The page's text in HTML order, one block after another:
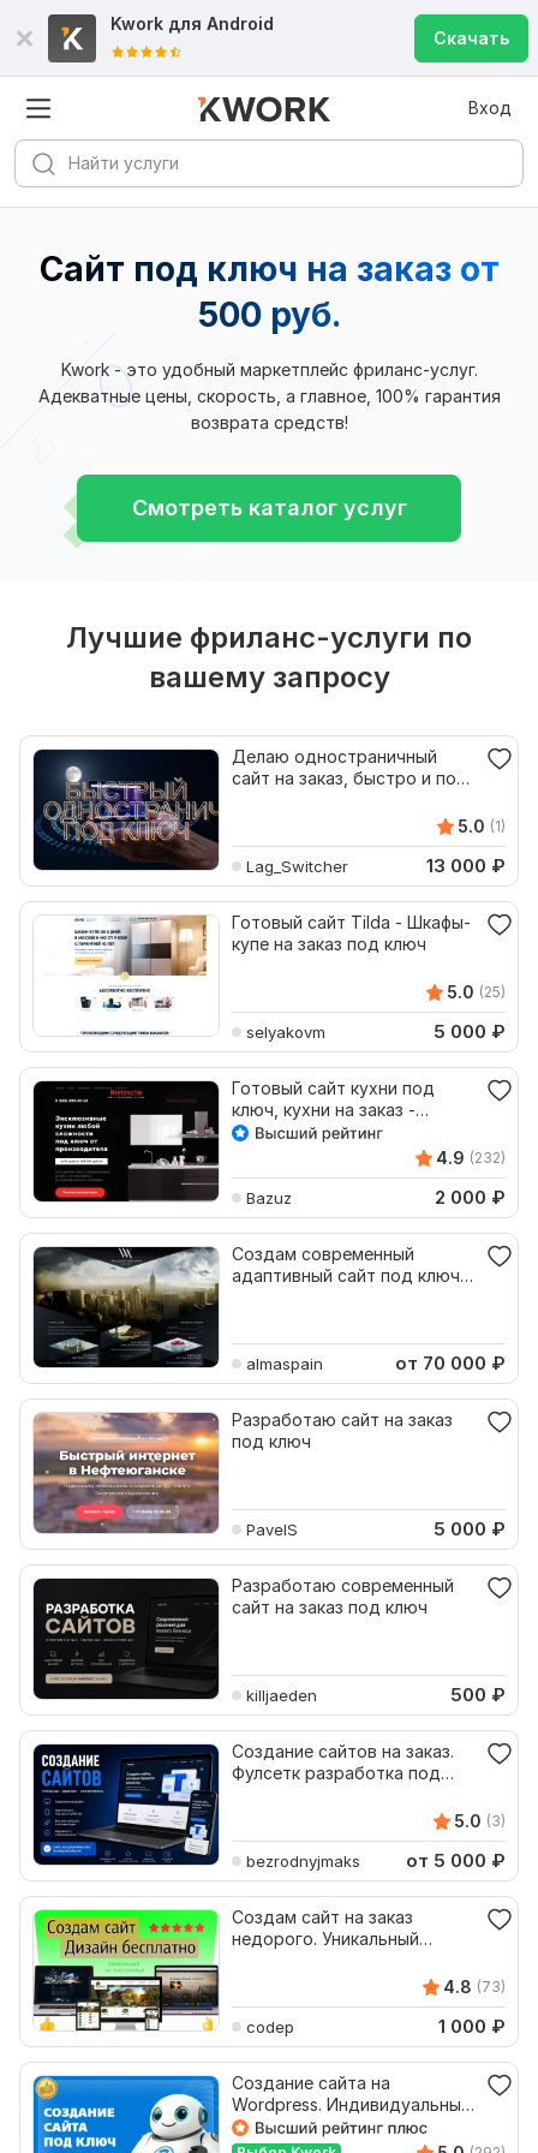
Kwork для Android
Скачать
Вход
Сайт под ключ на заказ от
500 руб.
Kwork - это удобный маркетплейс фриланс-услуг.
Адекватные цены, скорость, а главное, 100% гарантия
возврата средств!
Смотреть каталог услуг
Лучшие фриланс-услуги по
вашему запросу
Делаю одностраничный
сайт на заказ, быстро и под
5.0 (1)
Lag_Switcher 13 000 ₽
Готовый сайт Tilda - Шкафы-
купе на заказ под ключ
5.0 (25)
selyakovm 5 000 ₽
Готовый сайт кухни под
ключ, кухни на заказ -
Landing Page
4.9 (232)
Bazuz 2 000 ₽
Создам современный
адаптивный сайт под ключ
almaspain от 70 000 ₽
Разработаю сайт на заказ
под ключ
PaveIS 5 000 ₽
Разработаю современный
сайт на заказ под ключ
killjaeden 500 ₽
Создание сайтов на заказ.
Фулсетк разработка под
5.0 (3)
bezrodnyjmaks от 5 000 ₽
Создам сайт на заказ
недорого. Уникальный
4.8 (73)
codep 1 000 ₽
Создание сайта на
Wordpress. Индивидуальный
дизайн. Качество. Под ключ